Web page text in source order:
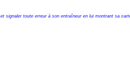
et signaler toute erreur à son entraîneur en lui montrant sa